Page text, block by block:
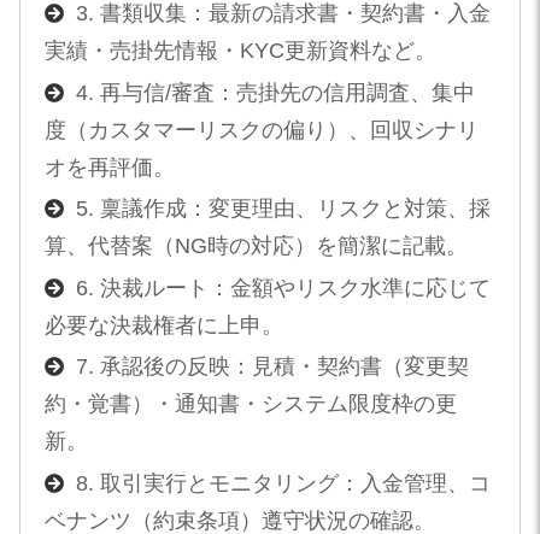
3. 書類収集：最新の請求書・契約書・入金
実績・売掛先情報・KYC更新資料など。
4. 再与信/審査：売掛先の信用調査、集中
度（カスタマーリスクの偏り）、回収シナリ
オを再評価。
5. 稟議作成：変更理由、リスクと対策、採
算、代替案（NG時の対応）を簡潔に記載。
6. 決裁ルート：金額やリスク水準に応じて
必要な決裁権者に上申。
7. 承認後の反映：見積・契約書（変更契
約・覚書）・通知書・システム限度枠の更
新。
8. 取引実行とモニタリング：入金管理、コ
ベナンツ（約束条項）遵守状況の確認。